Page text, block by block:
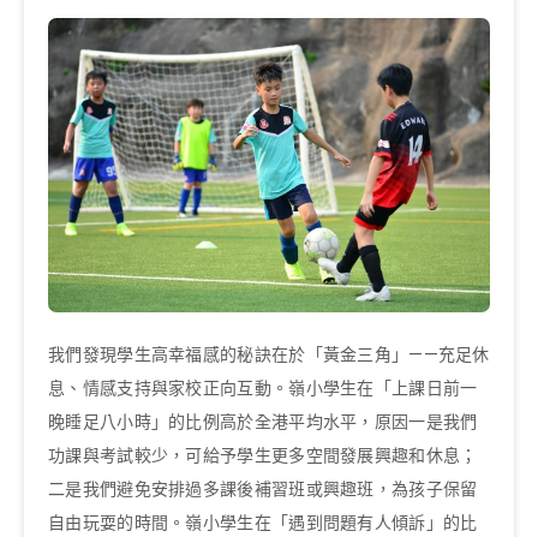
我們發現學生高幸福感的秘訣在於「黃金三角」——充足休
息、情感支持與家校正向互動。嶺小學生在「上課日前一
晚睡足八小時」的比例高於全港平均水平，原因一是我們
功課與考試較少，可給予學生更多空間發展興趣和休息；
二是我們避免安排過多課後補習班或興趣班，為孩子保留
自由玩耍的時間。嶺小學生在「遇到問題有人傾訴」的比